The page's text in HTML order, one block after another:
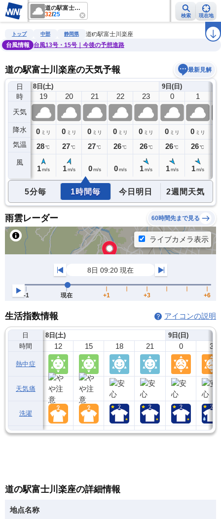
道の駅富士川楽座
32/25 検索 現在地
雨雲レーダー 台風情報 地震情報 警報・注意報 ラ
トップ 中部 静岡県
道の駅富士川楽座
台風情報
台風13号・15号｜今後の予想進路
道の駅富士川楽座の天気予報 最新見解
日
時
天気
降水
気温
風
8日(土)
18
0ミリ
29℃
19
0 ミリ
28℃
1 m/s
20
0 ミリ
27℃
1 m/s
21
0 ミリ
27℃
0 m/s
22
0 ミリ
26℃
0 m/s
23
0 ミリ
26 ℃
1m/s
9日(日)
0
0 ミリ
26℃
1 m/s
1
0 ミリ
26℃
1 m/s
5分毎 1時間毎 今日明日 2週間天気
雨雲レーダー 60時間先まで見る
生活指数情報 アイコンの説明
日
時間
熱中症
天気痛
洗濯
8日(土)
12 15 18 21
9日(日)
0 3
道の駅富士川楽座の詳細情報
地点名称